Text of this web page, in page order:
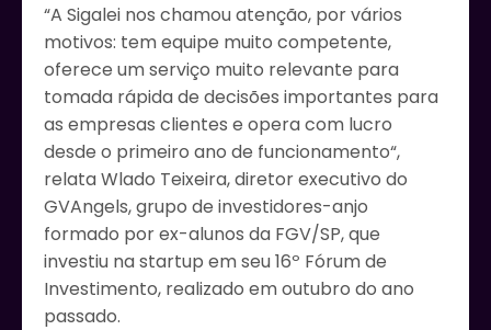
“A Sigalei nos chamou atenção, por vários
motivos: tem equipe muito competente,
oferece um serviço muito relevante para
tomada rápida de decisões importantes para
as empresas clientes e opera com lucro
desde o primeiro ano de funcionamento“,
relata Wlado Teixeira, diretor executivo do
GVAngels, grupo de investidores-anjo
formado por ex-alunos da FGV/SP, que
investiu na startup em seu 16º Fórum de
Investimento, realizado em outubro do ano
passado.